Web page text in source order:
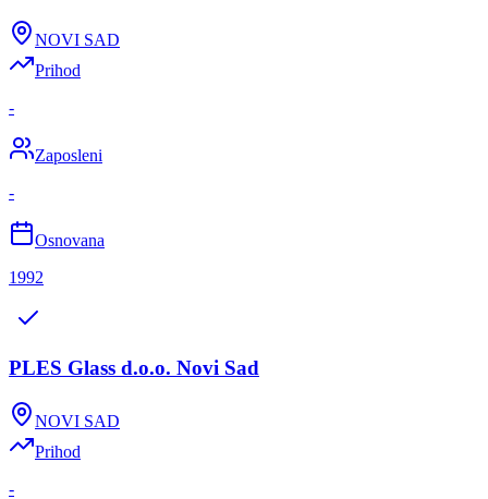
NOVI SAD
Prihod
-
Zaposleni
-
Osnovana
1992
PLES Glass d.o.o. Novi Sad
NOVI SAD
Prihod
-